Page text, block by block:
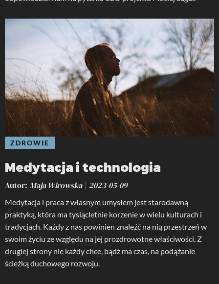
ZDROWIE
Medytacja i technologia
Autor Maja Wirowska 2023-05-09
Medytacja i praca z własnym umysłem jest starodawną
praktyką, która ma tysiącletnie korzenie w wielu kulturach i
tradycjach. Każdy z nas powinien znaleźć na nią przestrzeń w
swoim życiu ze względu na jej prozdrowotne właściwości. Z
drugiej strony nie każdy chce, bądź ma czas, na podążanie
ścieżką duchowego rozwoju.